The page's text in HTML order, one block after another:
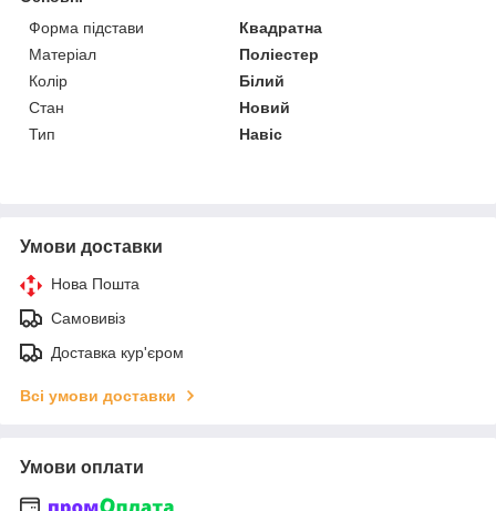
Форма підстави
Квадратна
Матеріал
Поліестер
Колір
Білий
Стан
Новий
Тип
Навіс
Умови доставки
Нова Пошта
Самовивіз
Доставка кур'єром
Всі умови доставки
Умови оплати